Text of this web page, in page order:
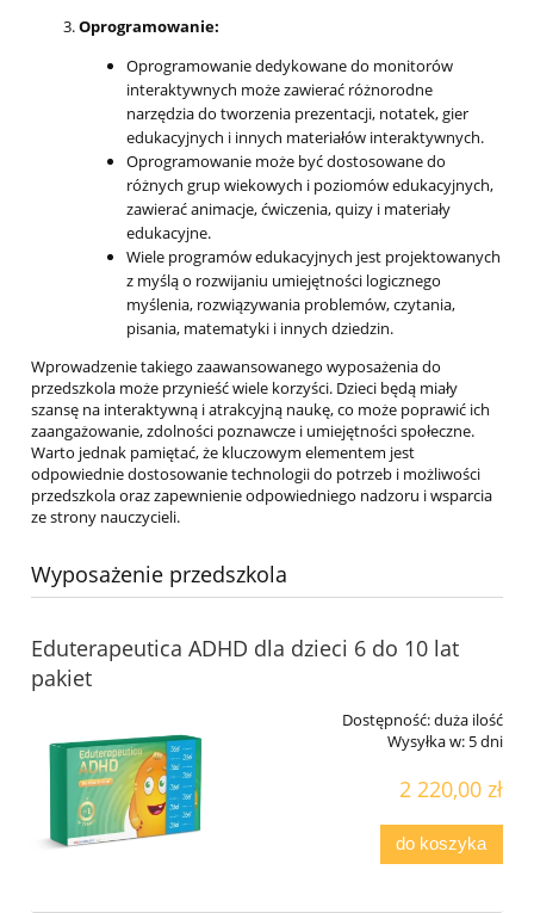
Oprogramowanie:
Oprogramowanie dedykowane do monitorów
interaktywnych może zawierać różnorodne
narzędzia do tworzenia prezentacji, notatek, gier
edukacyjnych i innych materiałów interaktywnych.
Oprogramowanie może być dostosowane do
różnych grup wiekowych i poziomów edukacyjnych,
zawierać animacje, ćwiczenia, quizy i materiały
edukacyjne.
Wiele programów edukacyjnych jest projektowanych
z myślą o rozwijaniu umiejętności logicznego
myślenia, rozwiązywania problemów, czytania,
pisania, matematyki i innych dziedzin.
Wprowadzenie takiego zaawansowanego wyposażenia do
przedszkola może przynieść wiele korzyści. Dzieci będą miały
szansę na interaktywną i atrakcyjną naukę, co może poprawić ich
zaangażowanie, zdolności poznawcze i umiejętności społeczne.
Warto jednak pamiętać, że kluczowym elementem jest
odpowiednie dostosowanie technologii do potrzeb i możliwości
przedszkola oraz zapewnienie odpowiedniego nadzoru i wsparcia
ze strony nauczycieli.
Wyposażenie przedszkola
Eduterapeutica ADHD dla dzieci 6 do 10 lat
pakiet
Dostępność:duża ilość
Wysyłka w: 5 dni
2 220,00 zł
do koszyka